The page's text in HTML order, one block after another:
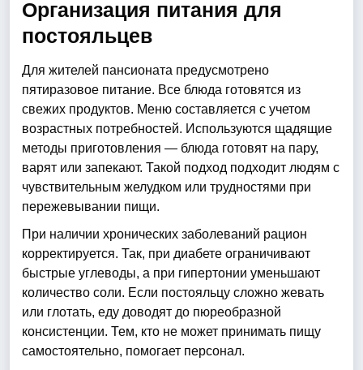
Организация питания для
постояльцев
Для жителей пансионата предусмотрено
пятиразовое питание. Все блюда готовятся из
свежих продуктов. Меню составляется с учетом
возрастных потребностей. Используются щадящие
методы приготовления — блюда готовят на пару,
варят или запекают. Такой подход подходит людям с
чувствительным желудком или трудностями при
пережевывании пищи.
При наличии хронических заболеваний рацион
корректируется. Так, при диабете ограничивают
быстрые углеводы, а при гипертонии уменьшают
количество соли. Если постояльцу сложно жевать
или глотать, еду доводят до пюреобразной
консистенции. Тем, кто не может принимать пищу
самостоятельно, помогает персонал.